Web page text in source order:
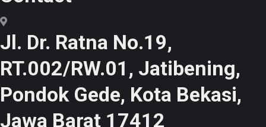
Jl. Dr. Ratna No.19,
RT.002/RW.01, Jatibening,
Pondok Gede, Kota Bekasi,
Jawa Barat 17412